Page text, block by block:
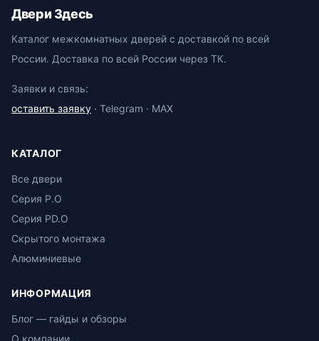
Двери Здесь
Каталог межкомнатных дверей с доставкой по всей
России. Доставка по всей России через ТК.
Заявки и связь:
оставить заявку · Telegram · MAX
КАТАЛОГ
Все двери
Серия P.O
Серия PD.O
Скрытого монтажа
Алюминиевые
ИНФОРМАЦИЯ
Блог — гайды и обзоры
О компании